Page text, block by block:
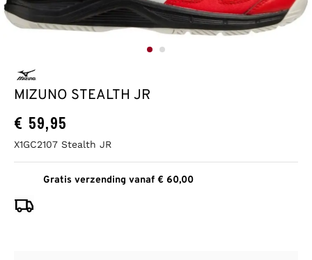
MIZUNO STEALTH JR
€ 59,95
X1GC2107 Stealth JR
Gratis verzending vanaf € 60,00